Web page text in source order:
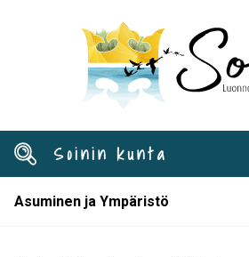
Soinin kunta
Asuminen ja Ympäristö